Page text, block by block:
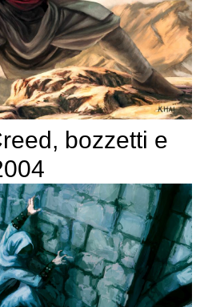
bozzetti e